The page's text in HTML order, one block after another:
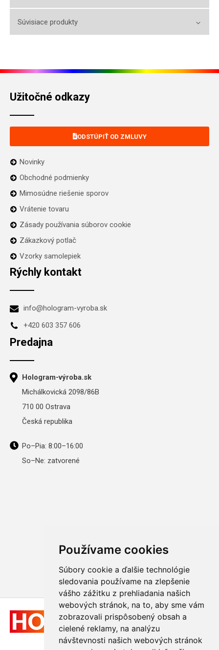
Používame cookies
Súbory cookie a ďalšie technológie
sledovania používame na zlepšenie
vášho zážitku z prehliadania našich
webových stránok, na to, aby sme vám
zobrazovali prispôsobený obsah a
cielené reklamy, na analýzu
návštevnosti našich webových stránok
Súvisiace produkty
Užitočné odkazy
ODSTÚPIŤ OD ZMLUVY
Novinky
Obchodné podmienky
Mimosúdne riešenie sporov
Vrátenie tovaru
Zásady používania súborov cookie
Zákazkový potlač
Vzorky samolepiek
Rýchly kontakt
info@hologram-vyroba.sk
+420 603 357 606
Predajna
Hologram-výroba.sk
Michálkovická 2098/86B
710 00 Ostrava
Česká republika
Po–Pia: 8:00–16:00
So–Ne: zatvorené